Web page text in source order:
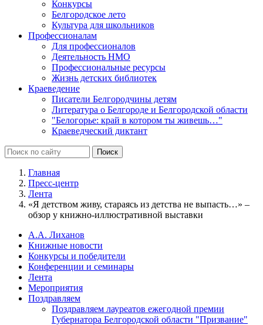
Конкурсы
Белгородское лето
Культура для школьников
Профессионалам
Для профессионалов
Деятельность НМО
Профессиональные ресурсы
Жизнь детских библиотек
Краеведение
Писатели Белгородчины детям
Литература о Белгороде и Белгородской области
"Белогорье: край в котором ты живешь…"
Краеведческий диктант
Главная
Пресс-центр
Лента
«Я детством живу, стараясь из детства не выпасть…» –
обзор у книжно-иллюстративной выставки
А.А. Лиханов
Книжные новости
Конкурсы и победители
Конференции и семинары
Лента
Мероприятия
Поздравляем
Поздравляем лауреатов ежегодной премии
Губернатора Белгородской области "Призвание"